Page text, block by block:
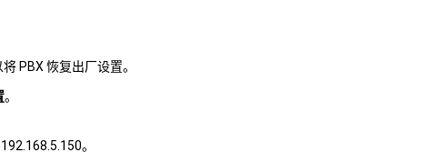
PBX 恢复出厂设置。
。
。